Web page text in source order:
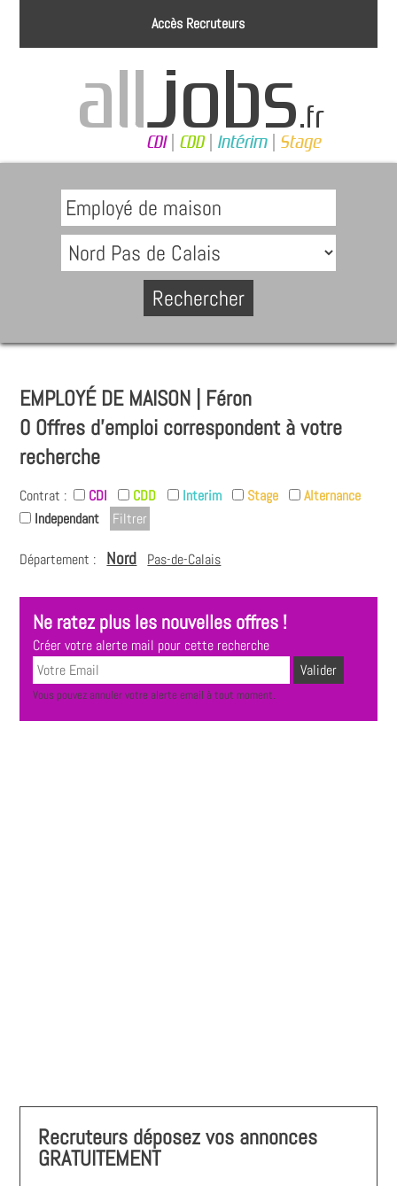
Accès Recruteurs
EMPLOYÉ DE MAISON | Féron
0 Offres d'emploi correspondent à votre
recherche
Contrat : CDI CDD Interim Stage
Alternance
Independant
Département : Nord Pas-de-Calais
Ne ratez plus les nouvelles offres !
Créer votre alerte mail pour cette recherche
Vous pouvez annuler votre alerte email à tout moment.
Recruteurs déposez vos annonces
GRATUITEMENT